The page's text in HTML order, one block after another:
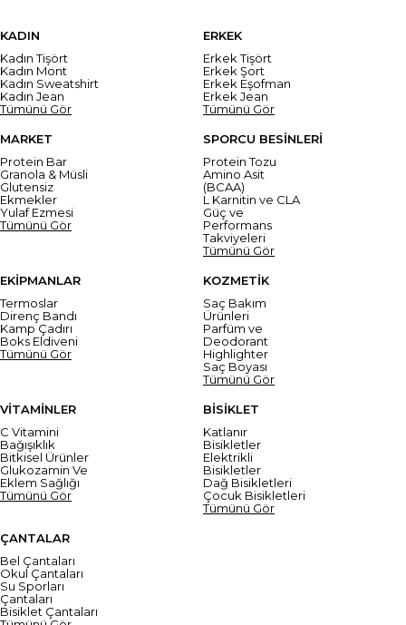
KADIN
Kadın Tişört
Kadın Mont
Kadın Sweatshirt
Kadın Jean
Tümünü Gör
ERKEK
Erkek Tişört
Erkek Şort
Erkek Eşofman
Erkek Jean
Tümünü Gör
MARKET
Protein Bar
Granola & Müsli
Glutensiz
Ekmekler
Yulaf Ezmesi
Tümünü Gör
SPORCU BESİNLERİ
Protein Tozu
Amino Asit
(BCAA)
L Karnitin ve CLA
Güç ve
Performans
Takviyeleri
Tümünü Gör
EKİPMANLAR
Termoslar
Direnç Bandı
Kamp Çadırı
Boks Eldiveni
Tümünü Gör
KOZMETİK
Saç Bakım
Ürünleri
Parfüm ve
Deodorant
Highlighter
Saç Boyası
Tümünü Gör
VİTAMİNLER
C Vitamini
Bağışıklık
Bitkisel Ürünler
Glukozamin Ve
Eklem Sağlığı
Tümünü Gör
BİSİKLET
Katlanır
Bisikletler
Elektrikli
Bisikletler
Dağ Bisikletleri
Çocuk Bisikletleri
Tümünü Gör
ÇANTALAR
Bel Çantaları
Okul Çantaları
Su Sporları
Çantaları
Bisiklet Çantaları